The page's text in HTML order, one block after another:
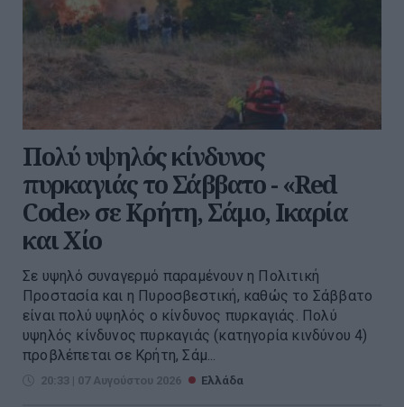
Πολύ υψηλός κίνδυνος
πυρκαγιάς το Σάββατο - «Red
Code» σε Κρήτη, Σάμο, Ικαρία
και Χίο
Σε υψηλό συναγερμό παραμένουν η Πολιτική
Προστασία και η Πυροσβεστική, καθώς το Σάββατο
είναι πολύ υψηλός ο κίνδυνος πυρκαγιάς. Πολύ
υψηλός κίνδυνος πυρκαγιάς (κατηγορία κινδύνου 4)
προβλέπεται σε Κρήτη, Σάμ...
20:33 | 07 Αυγούστου 2026 Ελλάδα